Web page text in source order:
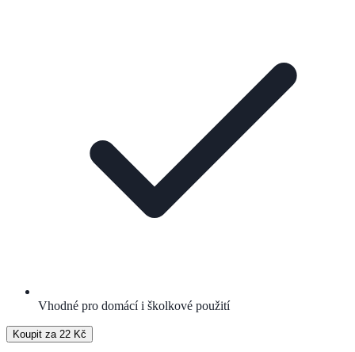
Vhodné pro domácí i školkové použití
Koupit za 22 Kč